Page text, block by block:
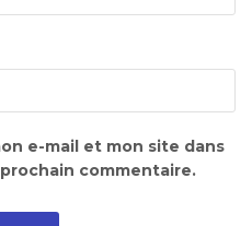
e-mail et mon site dans
commentaire.